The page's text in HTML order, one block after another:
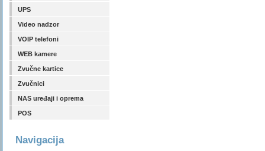
UPS
Video nadzor
VOIP telefoni
WEB kamere
Zvučne kartice
Zvučnici
NAS uređaji i oprema
POS
Navigacija